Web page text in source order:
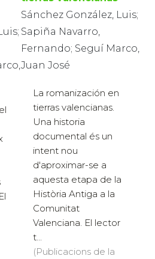
Sánchez González, Luis;
Sapiña Navarro,
Fernando; Seguí Marco,
Juan José
La romanización en
tierras valencianas.
Una historia
documental és un
intent nou
d'aproximar-se a
aquesta etapa de la
Història Antiga a la
Comunitat
Valenciana. El lector
t...
(Publicacions de la